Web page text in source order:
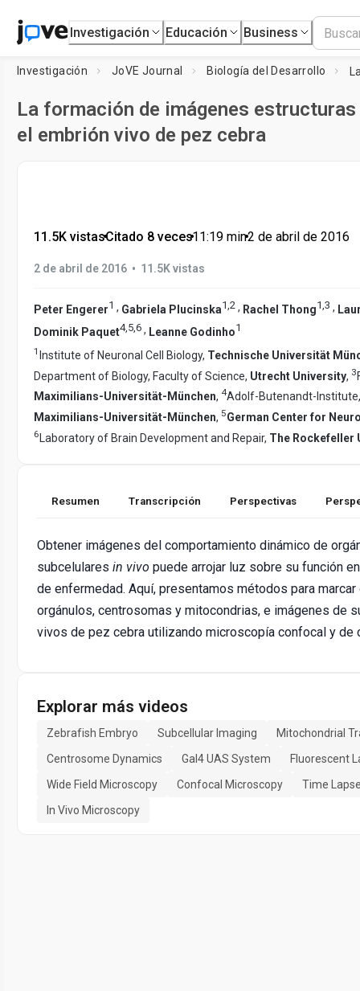
Investigación Educación Business
Investigación JoVE Journal Biología del Desarrollo
La formación de imágenes
el embrión vivo de pez cebra
11.5K vistas•Citado 8 veces•11:19 min•2 de abril de 2016
2 de abril de 2016 • 11.5K vistas
Peter Engerer1 , Gabriela Plucinska1,2 , Rachel Thong1,3 ,
Dominik Paquet4, 5 6 , Leanne Godinho1
1 Institute of Neuronal Cell Biology, Technische Universität
Department of Biology, Faculty of Science, Utrecht University, 3
Maximilians-Universität-München, 4Adolf-Butenandt-
Maximilians-Universität-München, 5German Center for
6Laboratory of Brain Development and Repair, The Rockefeller
Resumen Transcripción Perspectivas
Obtener imágenes del comportamiento dinámico de
subcelulares in vivo puede arrojar luz sobre su función
de enfermedad. Aquí, presentamos métodos para
orgánulos, centrosomas y mitocondrias, e imágenes de
vivos de pez cebra utilizando microscopía confocal y de
Explorar más videos
Zebrafish Embryo Subcellular Imaging
Mitochondrial
Centrosome Dynamics
Gal4 UAS System
Fluorescent
Wide Field Microscopy
Confocal Microscopy
Time
In Vivo Microscopy